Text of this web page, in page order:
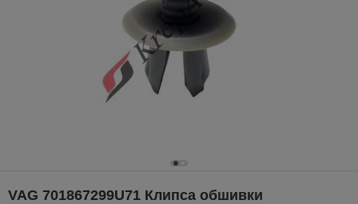
VAG 701867299U71 Клипса обшивки